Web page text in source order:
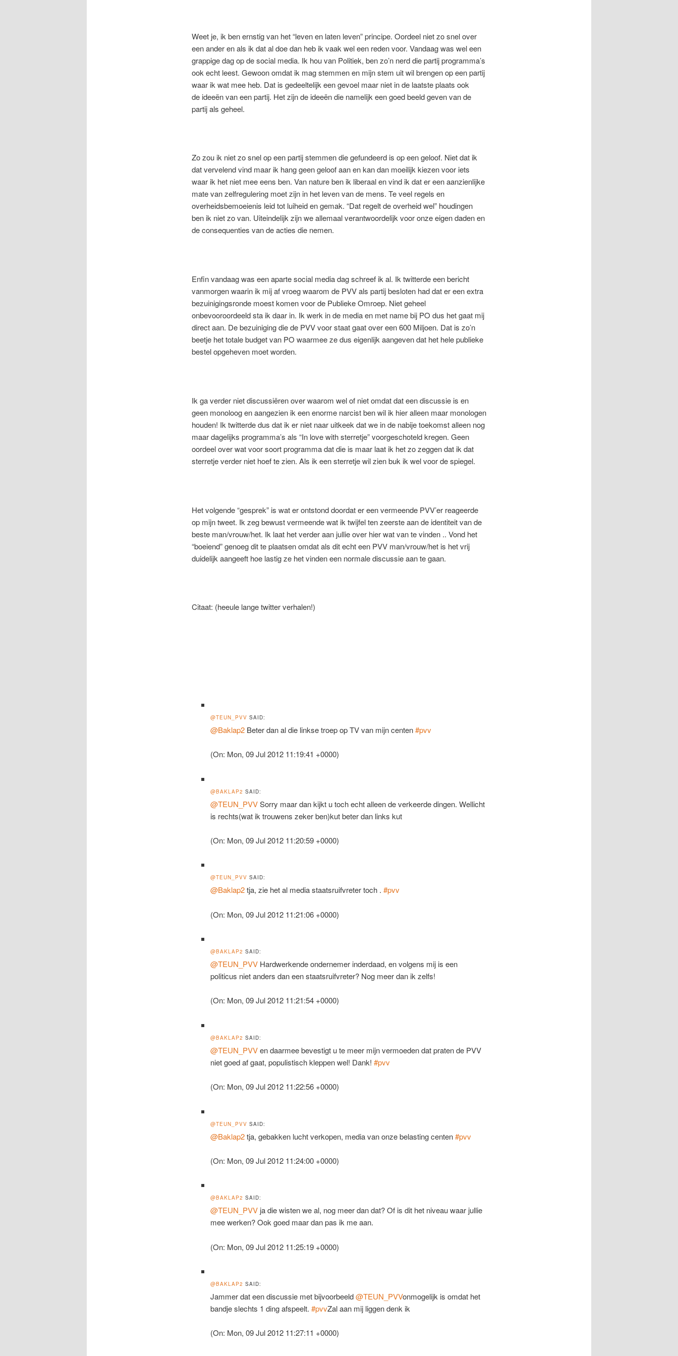
Weet je, ik ben ernstig van het “leven en laten leven” principe. Oordeel niet zo snel over
een ander en als ik dat al doe dan heb ik vaak wel een reden voor. Vandaag was wel een
grappige dag op de social media. Ik hou van Politiek, ben zo’n nerd die partij programma’s
ook echt leest. Gewoon omdat ik mag stemmen en mijn stem uit wil brengen op een partij
waar ik wat mee heb. Dat is gedeeltelijk een gevoel maar niet in de laatste plaats ook
de ideeën van een partij. Het zijn de ideeën die namelijk een goed beeld geven van de
partij als geheel.
Zo zou ik niet zo snel op een partij stemmen die gefundeerd is op een geloof. Niet dat ik
dat vervelend vind maar ik hang geen geloof aan en kan dan moeilijk kiezen voor iets
waar ik het niet mee eens ben. Van nature ben ik liberaal en vind ik dat er een aanzienlijke
mate van zelfregulering moet zijn in het leven van de mens. Te veel regels en
overheidsbemoeienis leid tot luiheid en gemak. “Dat regelt de overheid wel” houdingen
ben ik niet zo van. Uiteindelijk zijn we allemaal verantwoordelijk voor onze eigen daden en
de consequenties van de acties die nemen.
Enfin vandaag was een aparte social media dag schreef ik al. Ik twitterde een bericht
vanmorgen waarin ik mij af vroeg waarom de PVV als partij besloten had dat er een extra
bezuinigingsronde moest komen voor de Publieke Omroep. Niet geheel
onbevooroordeeld sta ik daar in. Ik werk in de media en met name bij PO dus het gaat mij
direct aan. De bezuiniging die de PVV voor staat gaat over een 600 Miljoen. Dat is zo’n
beetje het totale budget van PO waarmee ze dus eigenlijk aangeven dat het hele publieke
bestel opgeheven moet worden.
Ik ga verder niet discussiëren over waarom wel of niet omdat dat een discussie is en
geen monoloog en aangezien ik een enorme narcist ben wil ik hier alleen maar monologen
houden! Ik twitterde dus dat ik er niet naar uitkeek dat we in de nabije toekomst alleen nog
maar dagelijks programma’s als “In love with sterretje” voorgeschoteld kregen. Geen
oordeel over wat voor soort programma dat die is maar laat ik het zo zeggen dat ik dat
sterretje verder niet hoef te zien. Als ik een sterretje wil zien buk ik wel voor de spiegel.
Het volgende “gesprek” is wat er ontstond doordat er een vermeende PVV’er reageerde
op mijn tweet. Ik zeg bewust vermeende wat ik twijfel ten zeerste aan de identiteit van de
beste man/vrouw/het. Ik laat het verder aan jullie over hier wat van te vinden .. Vond het
“boeiend” genoeg dit te plaatsen omdat als dit echt een PVV man/vrouw/het is het vrij
duidelijk aangeeft hoe lastig ze het vinden een normale discussie aan te gaan.
Citaat: (heeule lange twitter verhalen!)
@TEUN_PVV SAID:
@Baklap2 Beter dan al die linkse troep op TV van mijn centen#pvv
(On: Mon, 09 Jul 2012 11:19:41 +0000)
@BAKLAP2 SAID:
@TEUN_PVVSorry maar dan kijkt u toch echt alleen de verkeerde dingen. Wellicht
is rechts(wat ik trouwens zeker ben)kut beter dan links kut
(On: Mon, 09 Jul 2012 11:20:59 +0000)
@TEUN_PVV SAID:
@Baklap2tja, zie het al media staatsruifvreter toch .#pvv
(On: Mon, 09 Jul 2012 11:21:06 +0000)
@BAKLAP2 SAID:
@TEUN_PVV Hardwerkende ondernemer inderdaad, en volgens mij is een
politicus niet anders dan een staatsruifvreter? Nog meer dan ik zelfs!
(On: Mon, 09 Jul 2012 11:21:54 +0000)
@BAKLAP2 SAID:
@TEUN_PVVen daarmee bevestigt u te meer mijn vermoeden dat praten de PVV
niet goed af gaat, populistisch kleppen wel! Dank!#pvv
(On: Mon, 09 Jul 2012 11:22:56 +0000)
@TEUN_PVV SAID:
@Baklap2tja, gebakken lucht verkopen, media van onze belasting centen#pvv
(On: Mon, 09 Jul 2012 11:24:00 +0000)
@BAKLAP2 SAID:
@TEUN_PVV ja die wisten we al, nog meer dan dat? Of is dit het niveau waar jullie
mee werken? Ook goed maar dan pas ik me aan.
(On: Mon, 09 Jul 2012 11:25:19 +0000)
@BAKLAP2 SAID:
Jammer dat een discussie met bijvoorbeeld@TEUN_PVVonmogelijk is omdat het
bandje slechts 1 ding afspeelt.#pvvZal aan mij liggen denk ik
(On: Mon, 09 Jul 2012 11:27:11 +0000)